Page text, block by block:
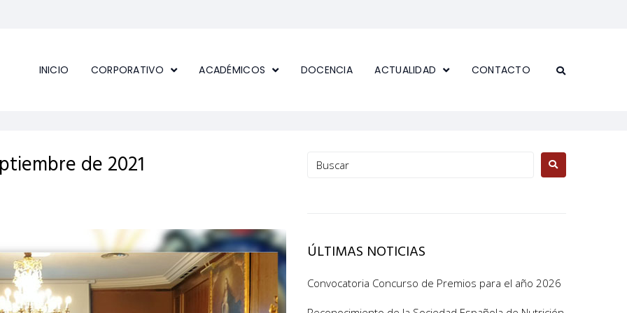
INICIO CORPORATIVO ACADÉMICOS DOCENCIA ACTUALIDAD CONTACTO
de 2021
ÚLTIMAS NOTICIAS
Convocatoria Concurso de Premios para el año 2026